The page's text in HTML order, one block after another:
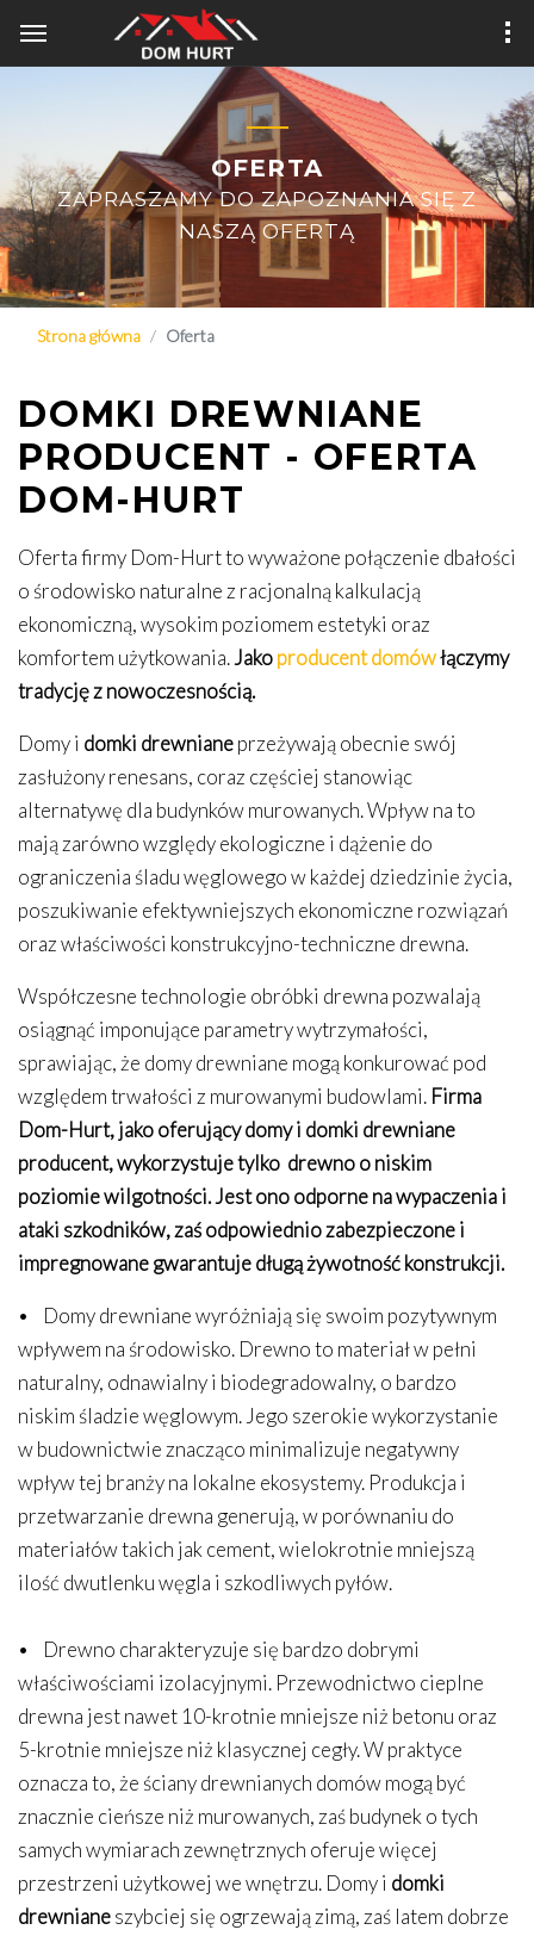
OFERTA
ZAPRASZAMY DO ZAPOZNANIA SIĘ Z
NASZĄ OFERTĄ
Strona główna Oferta
DOMKI DREWNIANE
PRODUCENT - OFERTA
DOM-HURT
Oferta firmy Dom-Hurt to wyważone połączenie dbałości
o środowisko naturalne z racjonalną kalkulacją
ekonomiczną, wysokim poziomem estetyki oraz
komfortem użytkowania.Jakoproducent domówłączymy
tradycję z nowoczesnością.
Domy i domki drewnianeprzeżywają obecnie swój
zasłużony renesans, coraz częściej stanowiąc
alternatywę dla budynków murowanych. Wpływ na to
mają zarówno względy ekologiczne i dążenie do
ograniczenia śladu węglowego w każdej dziedzinie życia,
poszukiwanie efektywniejszych ekonomiczne rozwiązań
oraz właściwości konstrukcyjno-techniczne drewna.
Współczesne technologie obróbki drewna pozwalają
osiągnąć imponujące parametry wytrzymałości,
sprawiając, że domy drewniane mogą konkurować pod
względem trwałości z murowanymi budowlami. Firma
Dom-Hurt, jako oferujący domy i domki drewniane
producent, wykorzystuje tylko drewno o niskim
poziomie wilgotności. Jest ono odporne na wypaczenia i
ataki szkodników, zaś odpowiednio zabezpieczone i
impregnowane gwarantuje długą żywotność konstrukcji.
• Domy drewniane wyróżniają się swoim pozytywnym
wpływem na środowisko. Drewno to materiał w pełni
naturalny, odnawialny i biodegradowalny, o bardzo
niskim śladzie węglowym. Jego szerokie wykorzystanie
w budownictwie znacząco minimalizuje negatywny
wpływ tej branży na lokalne ekosystemy. Produkcja i
przetwarzanie drewna generują, w porównaniu do
materiałów takich jak cement, wielokrotnie mniejszą
ilość dwutlenku węgla i szkodliwych pyłów.
• Drewno charakteryzuje się bardzo dobrymi
właściwościami izolacyjnymi. Przewodnictwo cieplne
drewna jest nawet 10-krotnie mniejsze niż betonu oraz
5-krotnie mniejsze niż klasycznej cegły. W praktyce
oznacza to, że ściany drewnianych domów mogą być
znacznie cieńsze niż murowanych, zaś budynek o tych
samych wymiarach zewnętrznych oferuje więcej
przestrzeni użytkowej we wnętrzu. Domy i domki
drewnianeszybciej się ogrzewają zimą, zaś latem dobrze